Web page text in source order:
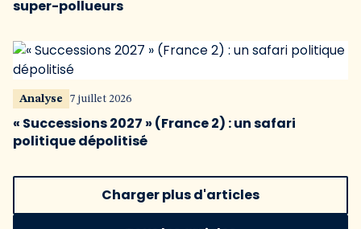
super-pollueurs
Analyse 7 juillet 2026
« Successions 2027 » (France 2) : un safari
politique dépolitisé
Charger plus d'articles